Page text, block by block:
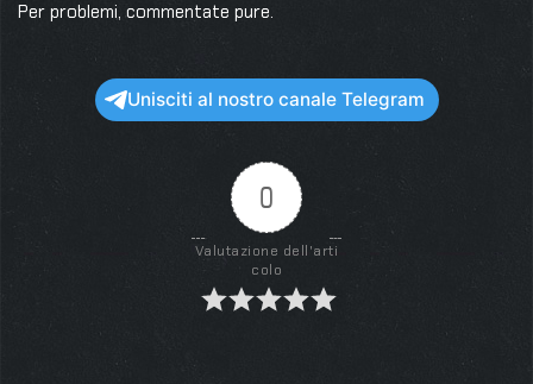
Per problemi, commentate pure.
Unisciti al nostro canale Telegram
0
Valutazione dell'arti
colo